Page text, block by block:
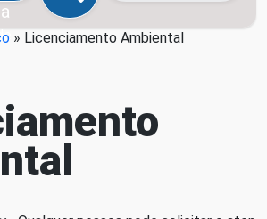
» Licenciamento Ambiental